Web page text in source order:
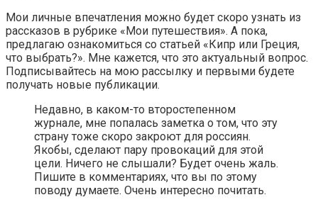
Мои личные впечатления можно будет скоро узнать из
рассказов в рубрике «Мои путешествия». А пока,
предлагаю ознакомиться со статьей «Кипр или Греция,
что выбрать?». Мне кажется, что это актуальный вопрос.
Подписывайтесь на мою рассылку и первыми будете
получать новые публикации.
Недавно, в каком-то второстепенном
журнале, мне попалась заметка о том, что эту
страну тоже скоро закроют для россиян.
Якобы, сделают пару провокаций для этой
цели. Ничего не слышали? Будет очень жаль.
Пишите в комментариях, что вы по этому
поводу думаете. Очень интересно почитать.